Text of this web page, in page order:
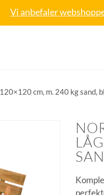
Vi anbefaler
cm, m. 240 kg sand,